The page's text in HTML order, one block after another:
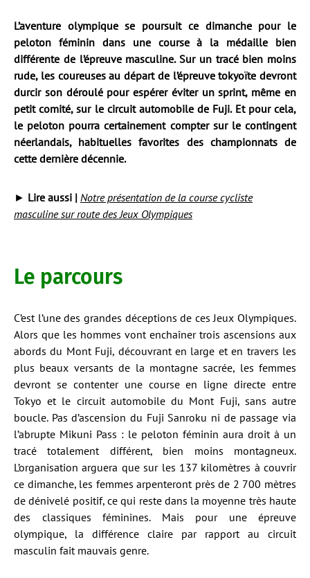
L’aventure olympique se poursuit ce dimanche pour le
peloton féminin dans une course à la médaille bien
différente de l’épreuve masculine. Sur un tracé bien moins
rude, les coureuses au départ de l’épreuve tokyoïte devront
durcir son déroulé pour espérer éviter un sprint, même en
petit comité, sur le circuit automobile de Fuji. Et pour cela,
le peloton pourra certainement compter sur le contingent
néerlandais, habituelles favorites des championnats de
cette dernière décennie.
► Lire aussi | Notre présentation de la course cycliste
masculine sur route des Jeux Olympiques
Le parcours
C’est l’une des grandes déceptions de ces Jeux Olympiques.
Alors que les hommes vont enchaîner trois ascensions aux
abords du Mont Fuji, découvrant en large et en travers les
plus beaux versants de la montagne sacrée, les femmes
devront se contenter une course en ligne directe entre
Tokyo et le circuit automobile du Mont Fuji, sans autre
boucle. Pas d’ascension du Fuji Sanroku ni de passage via
l’abrupte Mikuni Pass : le peloton féminin aura droit à un
tracé totalement différent, bien moins montagneux.
L’organisation arguera que sur les 137 kilomètres à couvrir
ce dimanche, les femmes arpenteront près de 2 700 mètres
de dénivelé positif, ce qui reste dans la moyenne très haute
des classiques féminines. Mais pour une épreuve
olympique, la différence claire par rapport au circuit
masculin fait mauvais genre.